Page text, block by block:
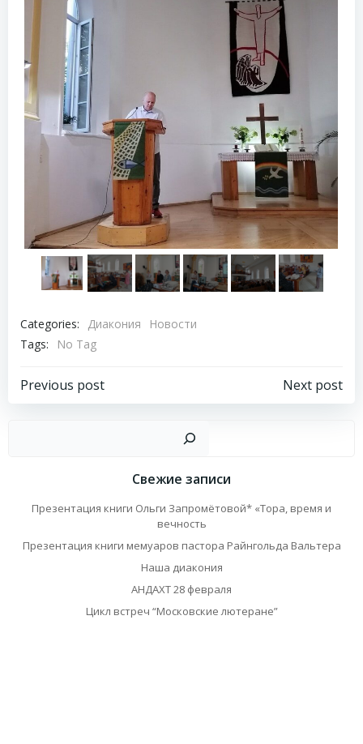
Categories: Диакония
Новости
Tags:
No Tag
Навигация
записям
Previous post
Навигация
по
записям
Next post
Свежие записи
Презентация книги Ольги Запромётовой* «Тора, время и
вечность
Презентация книги мемуаров пастора Райнгольда Вальтера
Наша диакония
АНДАХТ 28 февраля
Цикл встреч “Московские лютеране”